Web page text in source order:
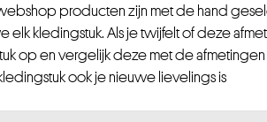
producten zijn met de hand
elk kledingstuk. Als je twijfelt of deze
op en vergelijk deze met de
ook je nieuwe lievelings is